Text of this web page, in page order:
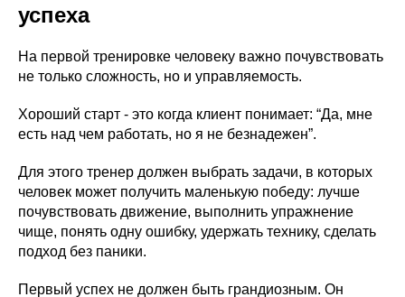
успеха
На первой тренировке человеку важно почувствовать
не только сложность, но и управляемость.
Хороший старт - это когда клиент понимает: “Да, мне
есть над чем работать, но я не безнадежен”.
Для этого тренер должен выбрать задачи, в которых
человек может получить маленькую победу: лучше
почувствовать движение, выполнить упражнение
чище, понять одну ошибку, удержать технику, сделать
подход без паники.
Первый успех не должен быть грандиозным. Он